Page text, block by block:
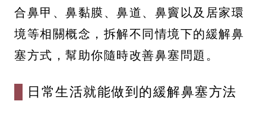
合鼻甲、鼻黏膜、鼻道、鼻竇以及居家環
境等相關概念，拆解不同情境下的緩解鼻
塞方式，幫助你隨時改善鼻塞問題。
日常生活就能做到的緩解鼻塞方法